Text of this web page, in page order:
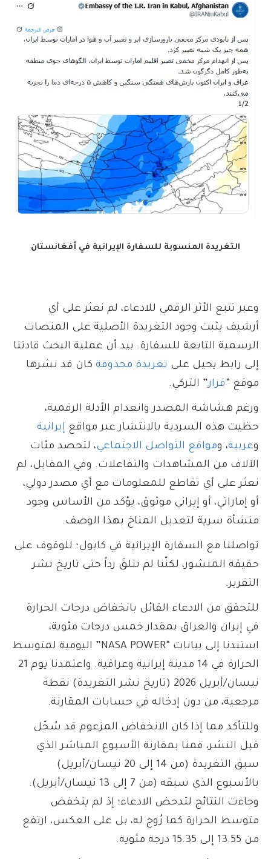
التغريدة المنسوبة للسفارة الإيرانية في أفغانستان
وعبر تتبع الأثر الرقمي للادعاء، لم نعثر على أي
أرشيف يثبت وجود التغريدة الأصلية على المنصات
الرسمية التابعة للسفارة. بيد أن عملية البحث قادتنا
إلى رابط يحيل على تغريدة محذوفة كان قد نشرها
موقع “قرار” التركي.
ورغم هشاشة المصدر وانعدام الأدلة الرقمية،
حظيت هذه السردية بالانتشار عبر مواقع إيرانية
وعربية، ومواقع التواصل الاجتماعي، لتحصد مئات
الآلاف من المشاهدات والتفاعلات. وفي المقابل، لم
نعثر على أي تقاطع للمعلومات مع أي مصدر دولي،
أو إماراتي، أو إيراني موثوق، يؤكد من الأساس وجود
منشأة سرية لتعديل المناخ بهذا الوصف.
تواصلنا مع السفارة الإيرانية في كابول؛ للوقوف على
حقيقة المنشور، لكنّنا لم نتلقَ رداً حتى تاريخ نشر
التقرير.
للتحقق من الادعاء القائل بانخفاض درجات الحرارة
في إيران والعراق بمقدار خمس درجات مئوية،
استندنا إلى بيانات “NASA POWER” اليومية لمتوسط
الحرارة في 14 مدينة إيرانية وعراقية. واعتمدنا يوم 21
نيسان/أبريل 2026 (تاريخ نشر التغريدة) نقطة
مرجعية، من دون إدخاله في حسابات المقارنة.
وللتأكد مما إذا كان الانخفاض المزعوم قد سُجّل
قبل النشر، قمنا بمقارنة الأسبوع المباشر الذي
سبق التغريدة (من 14 إلى 20 نيسان/أبريل)
بالأسبوع الذي سبقه (من 7 إلى 13 نيسان/أبريل).
وجاءت النتائج لتدحض الادعاء؛ إذ لم ينخفض
متوسط الحرارة كما رُوج له، بل على العكس، ارتفع
من 13.55 إلى 15.35 درجة مئوية.